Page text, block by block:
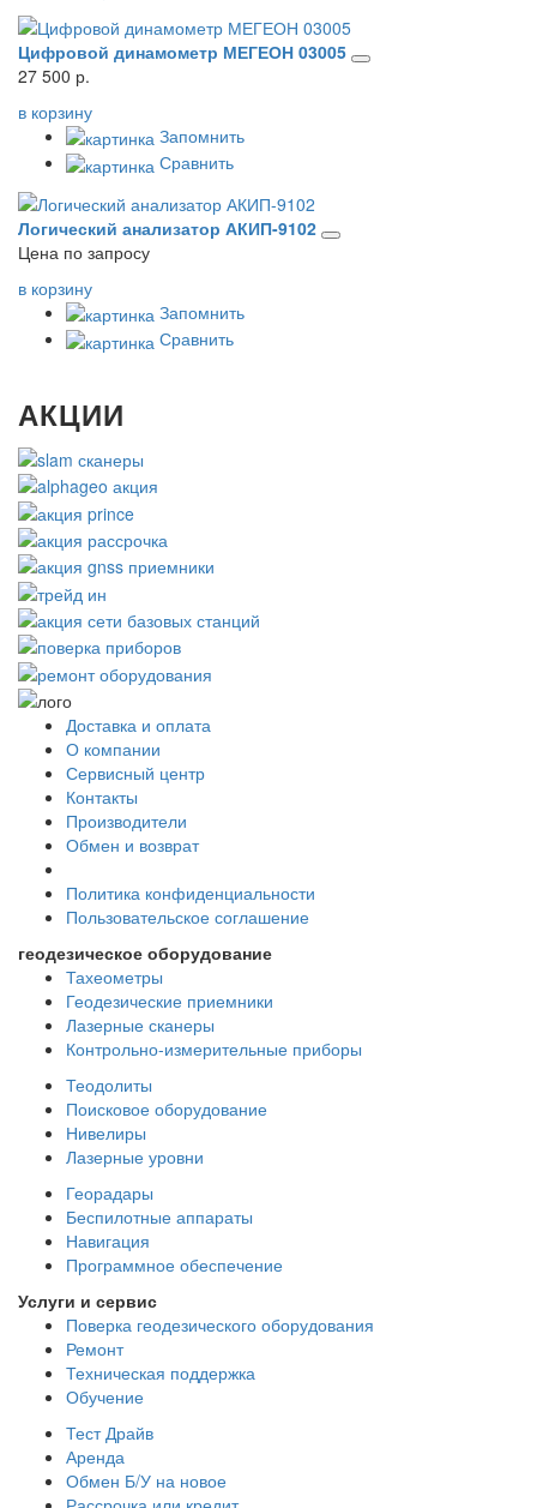
Цифровой динамометр МЕГЕОН 03005
27 500 р.
в корзину
Запомнить
Сравнить
Логический анализатор АКИП-9102
Цена по запросу
в корзину
Запомнить
Сравнить
АКЦИИ
Доставка и оплата
О компании
Сервисный центр
Контакты
Производители
Обмен и возврат
Политика конфиденциальности
Пользовательское соглашение
геодезическое оборудование
Тахеометры
Геодезические приемники
Лазерные сканеры
Контрольно-измерительные приборы
Теодолиты
Поисковое оборудование
Нивелиры
Лазерные уровни
Георадары
Беспилотные аппараты
Навигация
Программное обеспечение
Услуги и сервис
Поверка геодезического оборудования
Ремонт
Техническая поддержка
Обучение
Тест Драйв
Аренда
Обмен Б/У на новое